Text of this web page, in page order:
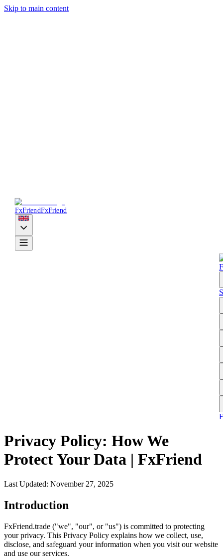
Skip to main content
FxFriendFxFriend
Privacy Policy: How We
Protect Your Data | FxFriend
Last Updated: November 27, 2025
Introduction
FxFriend.trade ("we", "our", or "us") is committed to protecting
your privacy. This Privacy Policy explains how we collect, use,
disclose, and safeguard your information when you visit our website
and use our services.